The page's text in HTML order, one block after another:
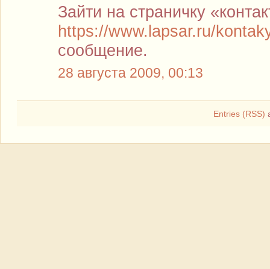
Зайти на страничку
https://www.lapsar.ru/
сообщение.
28 августа 2009, 00:13
Entries (RSS)